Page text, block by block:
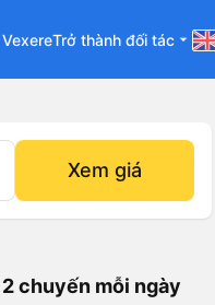
Trở thành đối tác arrow_drop_down
Xem giá
chuyến mỗi ngày